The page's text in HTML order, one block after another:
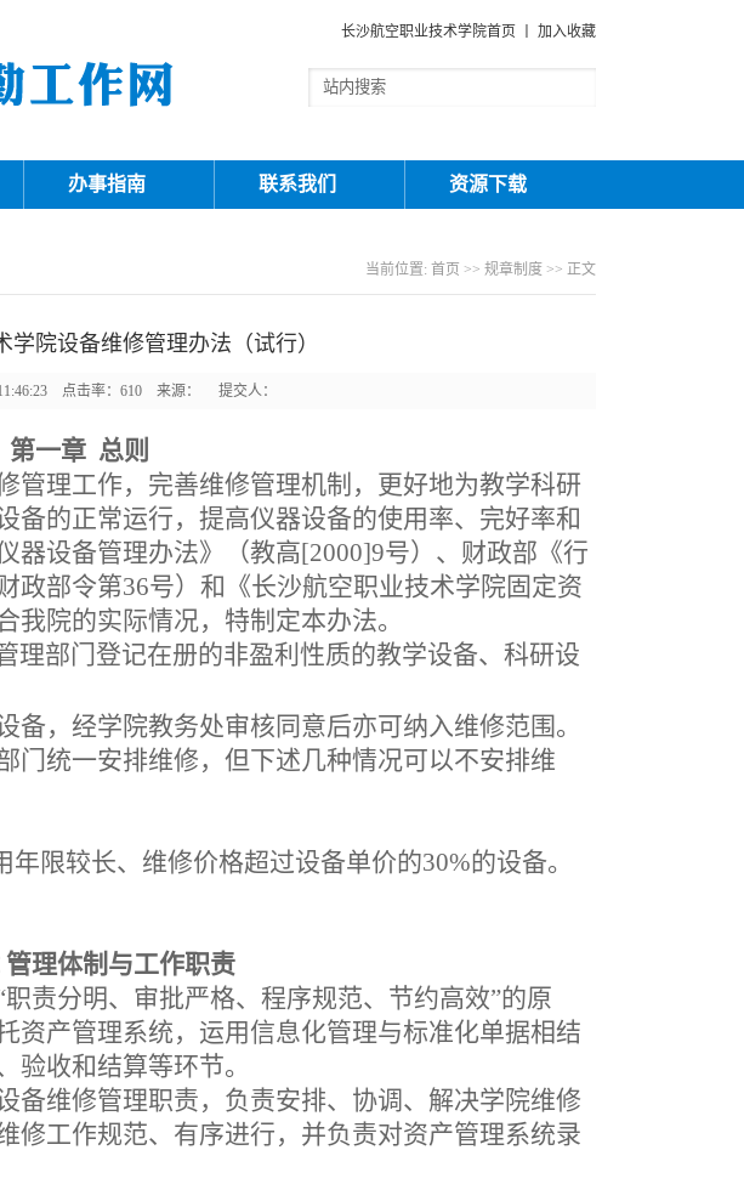
长沙航空职业技术学院首页 加入收藏
办事指南 联系我们 资源下载
当前位置: 首页 >> 规章制度 >> 正文
学院设备维修管理办法（试行）
点击率： 610 来源： 提交人：
第一章 总则
管理工作，完善维修管理机制，更好地为教学科研
备的正常运行，提高仪器设备的使用率、完好率和
器设备管理办法》（教高[2000]9号）、财政部《行
政部令第36号）和《长沙航空职业技术学院固定资
院的实际情况，特制定本办法。
理部门登记在册的非盈利性质的教学设备、科研设
备，经学院教务处审核同意后亦可纳入维修范围。
门统一安排维修，但下述几种情况可以不安排维
年限较长、维修价格超过设备单价的30%的设备。
管理体制与工作职责
职责分明、审批严格、程序规范、节约高效”的原
资产管理系统，运用信息化管理与标准化单据相结
验收和结算等环节。
备维修管理职责， 负责安排、协调、解决学院维修
修工作规范、有序进行，并负责对资产管理系统录